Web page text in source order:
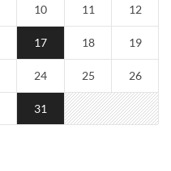
10 11 12
17 18 19
24 25 26
31